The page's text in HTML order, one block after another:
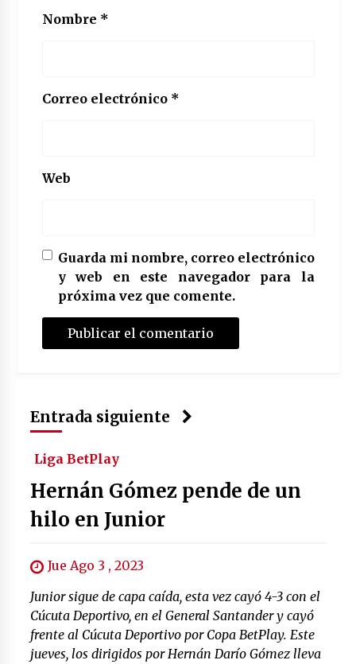
Nombre *
Correo electrónico *
Web
Guarda mi nombre, correo electrónico
y web en este navegador para la
próxima vez que comente.
Entrada siguiente
Liga BetPlay
Hernán Gómez pende de un
hilo en Junior
Jue Ago 3 , 2023
Junior sigue de capa caída, esta vez cayó 4-3 con el
Cúcuta Deportivo, en el General Santander y cayó
frente al Cúcuta Deportivo por Copa BetPlay. Este
jueves, los dirigidos por Hernán Darío Gómez lleva